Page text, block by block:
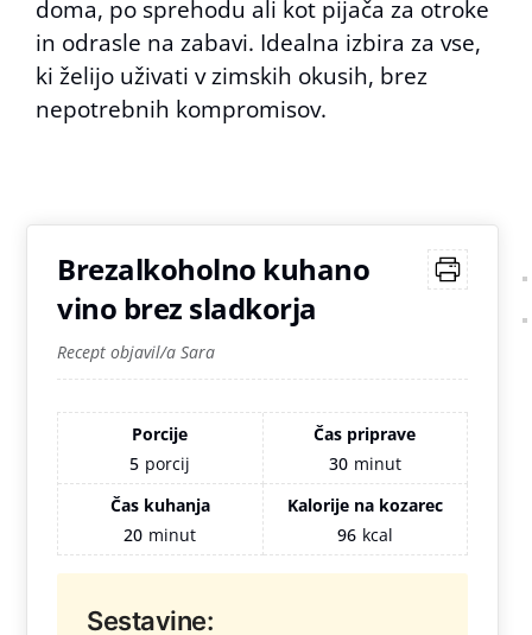
doma, po sprehodu ali kot pijača za otroke
in odrasle na zabavi. Idealna izbira za vse,
ki želijo uživati v zimskih okusih, brez
nepotrebnih kompromisov.
Brezalkoholno kuhano
vino brez sladkorja
Recept objavil/a Sara
Porcije
5 porcij
Čas priprave
30 minut
Čas kuhanja
20 minut
Kalorije na kozarec
96 kcal
Sestavine: